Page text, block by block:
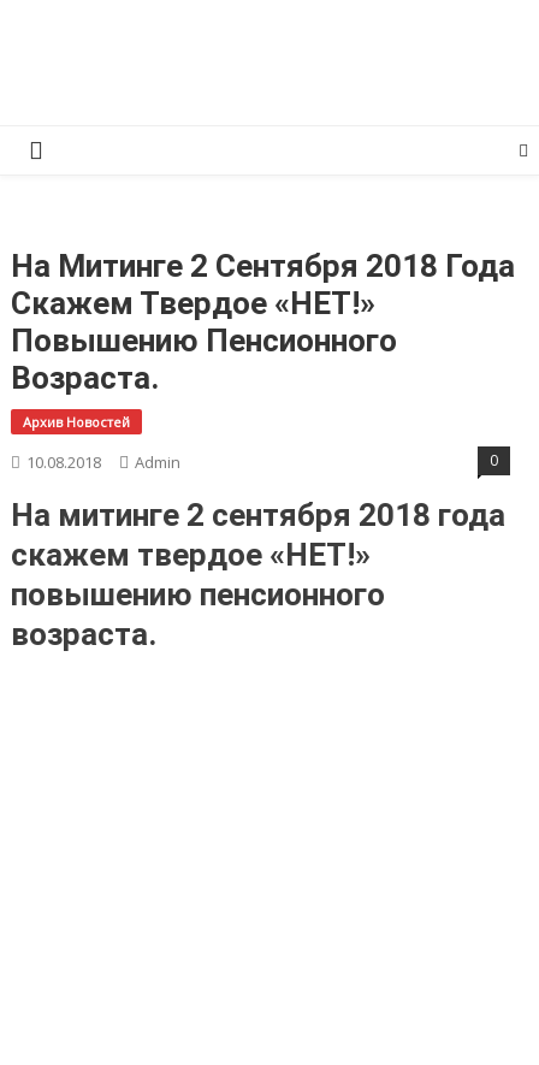
На Митинге 2 Сентября 2018 Года
Скажем Твердое «НЕТ!»
Повышению Пенсионного
Возраста.
Архив Новостей
10.08.2018 Admin 0
На митинге 2 сентября 2018 года
скажем твердое «НЕТ!»
повышению пенсионного
возраста.